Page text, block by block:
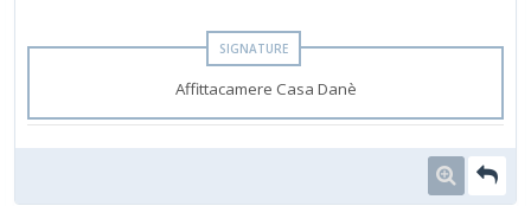
Affittacamere Casa Danè